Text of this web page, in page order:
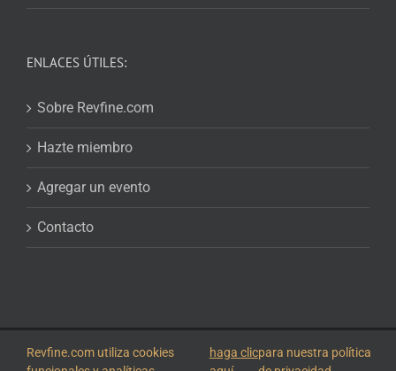
ENLACES ÚTILES:
Sobre Revfine.com
Hazte miembro
Agregar un evento
Contacto
© 2026Revfine.com- Términos y condiciones de publicidad-Política de
privacidad.
Revfine.com utiliza cookies
haga clicpara nuestra política